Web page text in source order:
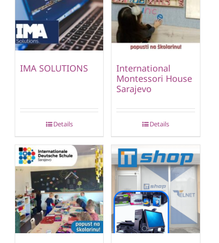
IMA SOLUTIONS
Details
International
Montessori House
Sarajevo
Details